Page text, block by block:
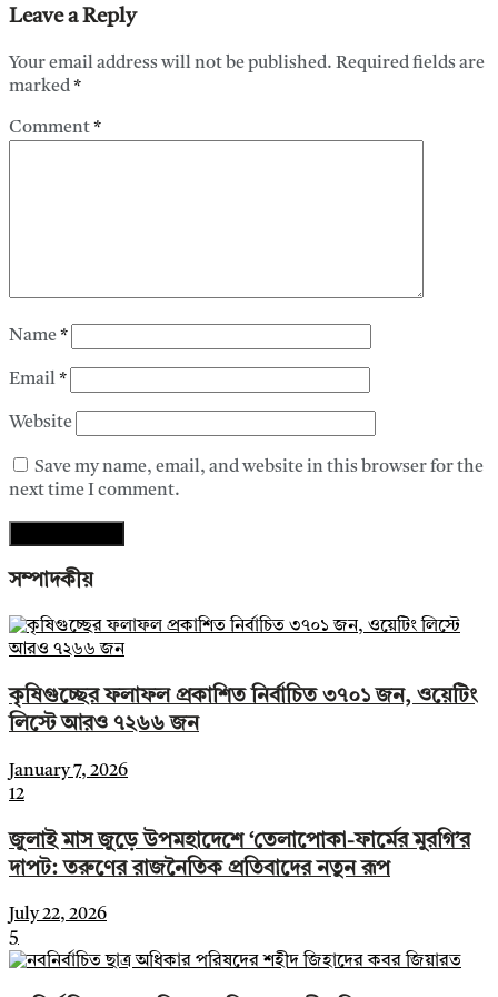
Leave a Reply
Your email address will not be published. Required fields are
marked*
Comment*
Name*
Email*
Website
Save my name, email, and website in this browser for the
next time I comment.
সম্পাদকীয়
কৃষিগুচ্ছের ফলাফল প্রকাশিত নির্বাচিত ৩৭০১ জন, ওয়েটিং
লিস্টে আরও ৭২৬৬ জন
January 7, 2026
12
জুলাই মাস জুড়ে উপমহাদেশে ‘তেলাপোকা-ফার্মের মুরগি’র
দাপট: তরুণের রাজনৈতিক প্রতিবাদের নতুন রূপ
July 22, 2026
5